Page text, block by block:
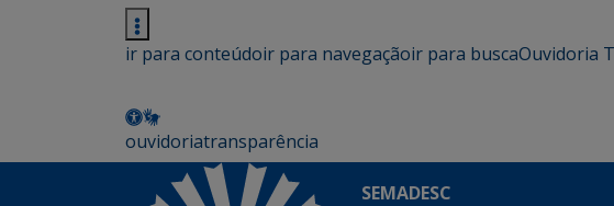
ir para conteúdoir para navegaçãoir para buscaOuvidoria
ouvidoriatransparência
SEMADESC